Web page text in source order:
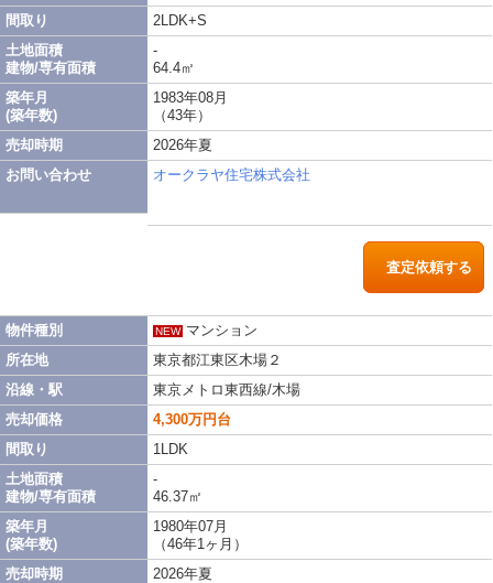
間取り
土地面積
建物/専有面積
築年月
(築年数)
売却時期
お問い合わせ
2LDK+S
-
64.4㎡
1983年08月
（43年）
2026年夏
オークラヤ住宅株式会社
査定依頼する
物件種別
所在地
沿線・駅
売却価格
間取り
土地面積
建物/専有面積
築年月
(築年数)
売却時期
NEW マンション
東京都江東区木場２
東京メトロ東西線/木場
4,300万円台
1LDK
-
46.37㎡
1980年07月
（46年1ヶ月）
2026年夏